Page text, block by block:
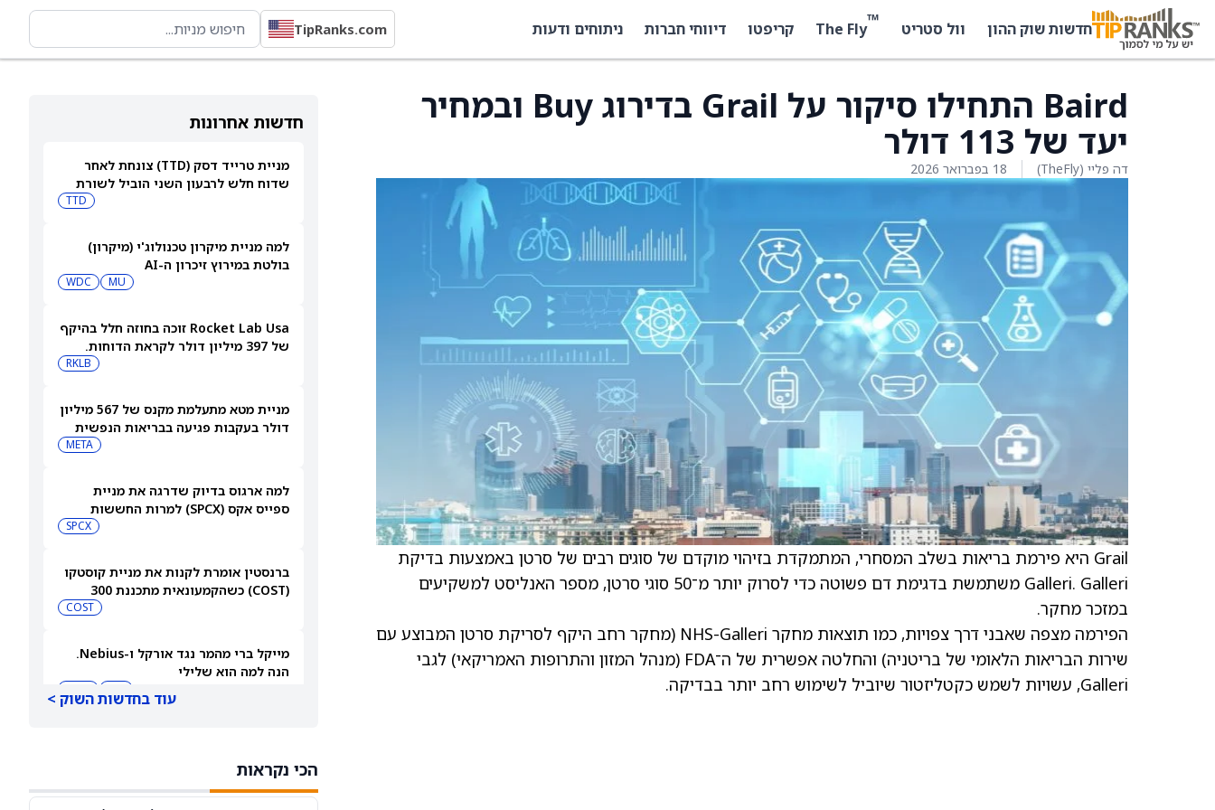
חדשות שוק ההון וול סטריט ™
The Fly קריפטו דיווחי חברות ניתוחים ודעות TipRanks.com
חדשות אחרונות
מניית טרייד דסק (TTD) צונחת לאחר
שדוח חלש לרבעון השני הוביל לשורת
TTD
למה מניית מיקרון טכנולוג'י (מיקרון)
בולטת במירוץ זיכרון ה-AI
MU
WDC
Rocket Lab Usa זוכה בחוזה חלל בהיקף
של 397 מיליון דולר לקראת הדוחות.
האם מכירות גדולות יספיקו כדי להגיעRKLB
מניית מטא מתעלמת מקנס של 567 מיליון
דולר בעקבות פגיעה בבריאות הנפשית
META
למה ארגוס בדיוק שדרגה את מניית
ספייס אקס (SPCX) למרות החששות
SPCX
ברנסטין אומרת לקנות את מניית קוסטקו
(COST) כשהקמעונאית מתכננת 300
COST
מייקל ברי מהמר נגד אורקל ו-Nebius.
הנה למה הוא שלילי
התפרצות מחלה שמקורה במזון
עוד בחדשות השוק >
הכי נקראות
Baird התחילו סיקור על Grail בדירוג Buy ובמחיר
יעד של 113 דולר
דה פליי (TheFly) 18 בפברואר 2026
Grail היא פירמת בריאות בשלב המסחרי, המתמקדת בזיהוי מוקדם של סוגים רבים של סרטן באמצעות בדיקת
Galleri. Galleri משתמשת בדגימת דם פשוטה כדי לסרוק יותר מ־50 סוגי סרטן, מספר האנליסט למשקיעים
במזכר מחקר.
הפירמה מצפה שאבני דרך צפויות, כמו תוצאות מחקר NHS-Galleri (מחקר רחב היקף לסריקת סרטן המבוצע עם
שירות הבריאות הלאומי של בריטניה) והחלטה אפשרית של ה־FDA (מנהל המזון והתרופות האמריקאי) לגבי
Galleri, עשויות לשמש כקטליזטור שיוביל לשימוש רחב יותר בבדיקה.